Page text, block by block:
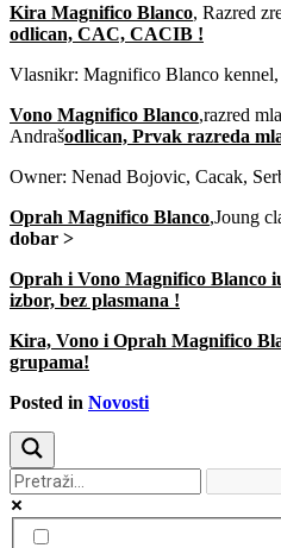
Kira Magnifico Blanco, Razred
odlican, CAC, CACIB !
Vlasnikr: Magnifico Blanco kennel,
Vono Magnifico Blanco,razred
Andrašodlican, Prvak razreda
Owner: Nenad Bojovic, Cacak,
Oprah Magnifico Blanco,Joung
dobar >
Oprah i Vono Magnifico Blanco
izbor, bez plasmana !
Kira, Vono i Oprah Magnifico
grupama!
Posted in Novosti